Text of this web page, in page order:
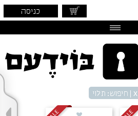
כניסה
x| חיפוש: תלוי